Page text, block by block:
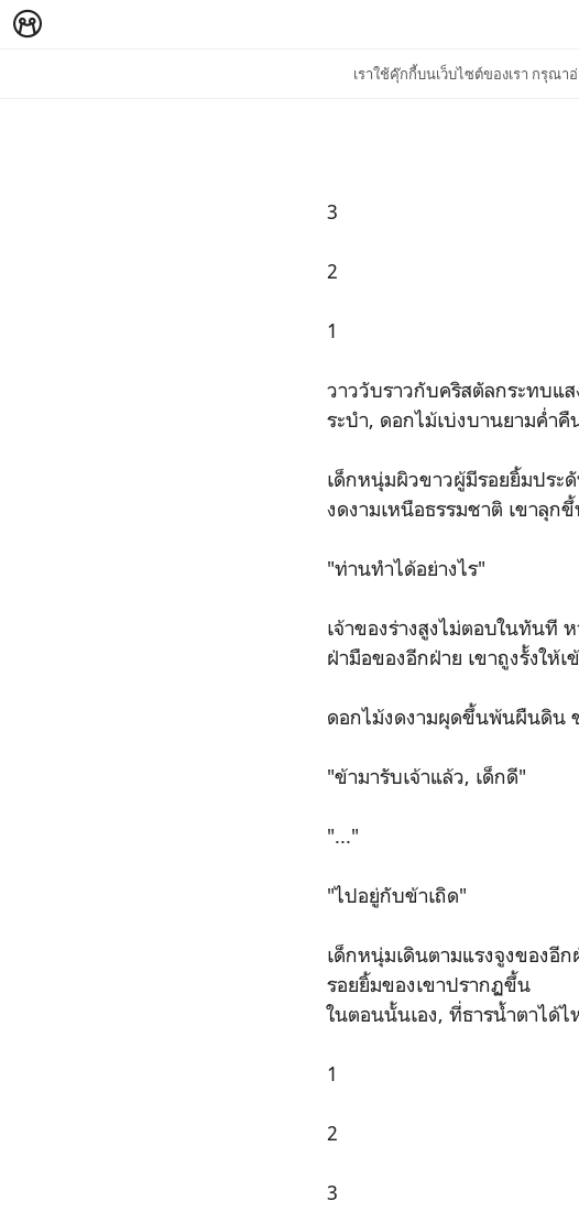
เราใช้คุ๊กกี้บนเว็บไซต์ของเรา กรุณา
3
2
1
วาววับราวกับคริสตัลกระทบแ
ระบำ, ดอกไม้เบ่งบานยามค่ำ
เด็กหนุ่มผิวขาวผู้มีรอยยิ้มประ
งดงามเหนือธรรมชาติ เขาลุก
"ท่านทำได้อย่างไร"
เจ้าของร่างสูงไม่ตอบในทันที
ฝ่ามือของอีกฝ่าย เขาถูงรั้งให้
ดอกไม้งดงามผุดขึ้นพ้นผืนดิน
"ข้ามารับเจ้าแล้ว, เด็กดี"
"..."
"ไปอยู่กับข้าเถิด"
เด็กหนุ่มเดินตามแรงจูงของอี
รอยยิ้มของเขาปรากฏขึ้น
ในตอนนั้นเอง, ที่ธารน้ำตาได้ไ
1
2
3